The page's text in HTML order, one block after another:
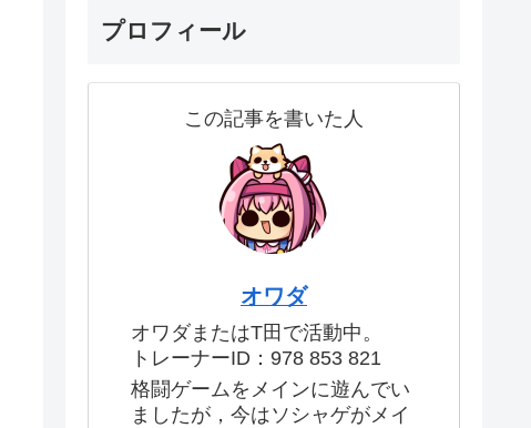
プロフィール
この記事を書いた人
オワダ
オワダまたはT田で活動中。
トレーナーID：978 853 821
格闘ゲームをメインに遊んでい
ましたが，今はソシャゲがメイ